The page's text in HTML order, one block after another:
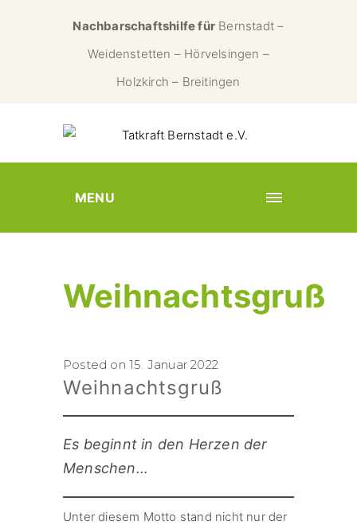
Nachbarschaftshilfe für Bernstadt –
Weidenstetten – Hörvelsingen –
Holzkirch – Breitingen
MENU
Weihnachtsgruß
Posted on 15. Januar 2022
Weihnachtsgruß
Es beginnt in den Herzen der
Menschen…
Unter diesem Motto stand nicht nur der